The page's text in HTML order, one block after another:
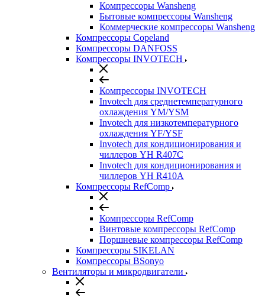
Компрессоры Wansheng
Бытовые компрессоры Wansheng
Коммерческие компрессоры Wansheng
Компрессоры Copeland
Компрессоры DANFOSS
Компрессоры INVOTECH
Компрессоры INVOTECH
Invotech для среднетемпературного
охлаждения YM/YSM
Invotech для низкотемпературного
охлаждения YF/YSF
Invotech для кондиционирования и
чиллеров YH R407C
Invotech для кондиционирования и
чиллеров YH R410A
Компрессоры RefComp
Компрессоры RefComp
Винтовые компрессоры RefComp
Поршневые компрессоры RefComp
Компрессоры SIKELAN
Компрессоры BSonyo
Вентиляторы и микродвигатели